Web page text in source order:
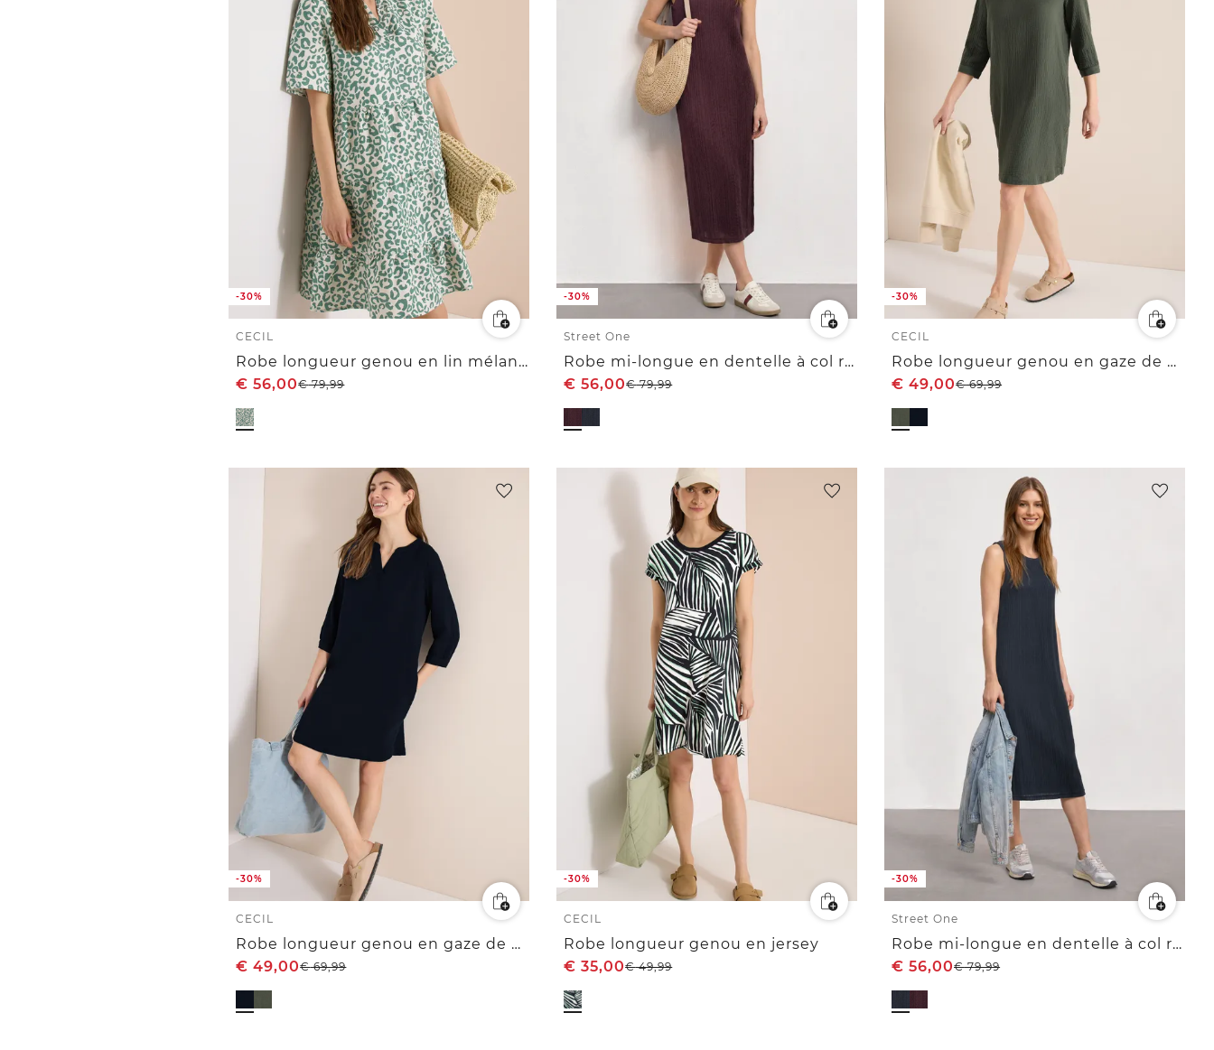
-30%
CECIL
Robe longueur genou en lin mélangé avec imprimé
€ 56,00€79,99
-30%
Street One
Robe mi-longue en dentelle à col rond
€ 56,00€79,99
-30%
CECIL
Robe longueur genou en gaze de coton
€ 49,00€69,99
-30%
CECIL
Robe longueur genou en gaze de coton
€ 49,00€69,99
-30%
CECIL
Robe longueur genou en jersey
€ 35,00€49,99
-30%
Street One
Robe mi-longue en dentelle à col rond
€ 56,00€79,99